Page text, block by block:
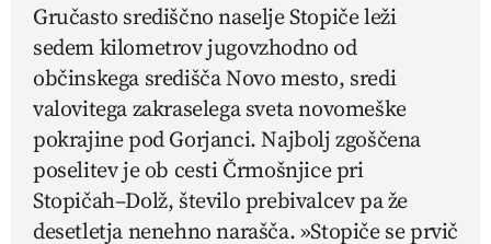
Gručasto središčno naselje Stopiče leži
sedem kilometrov jugovzhodno od
občinskega središča Novo mesto, sredi
valovitega zakraselega sveta novomeške
pokrajine pod Gorjanci. Najbolj zgoščena
poselitev je ob cesti Črmošnjice pri
Stopičah–Dolž, število prebivalcev pa že
desetletja nenehno narašča. »Stopiče se prvič